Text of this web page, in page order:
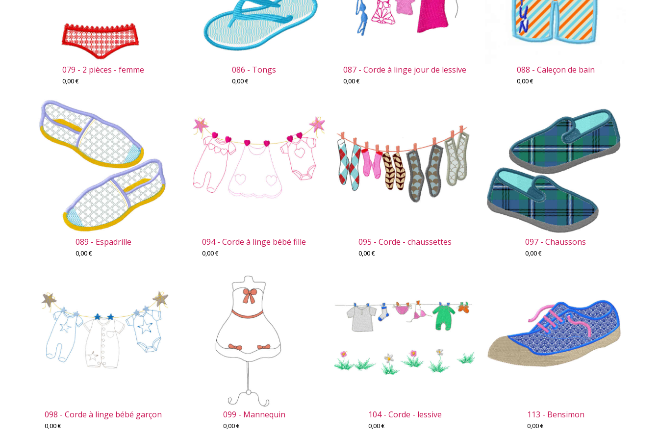
079 - 2 pièces - femme
0,00€
086 - Tongs
0,00€
087 - Corde à linge jour de lessive
0,00€
088 - Caleçon de bain
0,00€
089 - Espadrille
0,00€
094 - Corde à linge bébé fille
0,00€
095 - Corde - chaussettes
0,00€
097 - Chaussons
0,00€
098 - Corde à linge bébé garçon
0,00€
099 - Mannequin
0,00€
104 - Corde - lessive
0,00€
113 - Bensimon
0,00€